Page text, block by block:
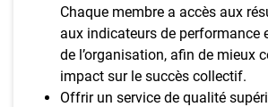
Chaque membre a accès aux
aux indicateurs de performance
de l’organisation, afin de mieux
impact sur le succès collectif.
Offrir un service de qualité